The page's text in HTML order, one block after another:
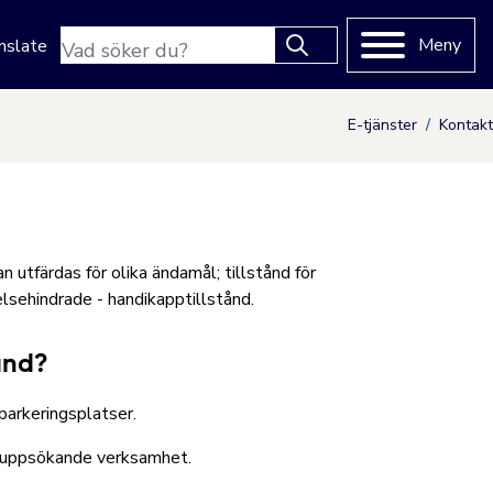
Sökfras
Meny
E-tjänster Kontakt
utfärdas för olika ändamål; tillstånd för
- handikapptillstånd.
verksamhet.